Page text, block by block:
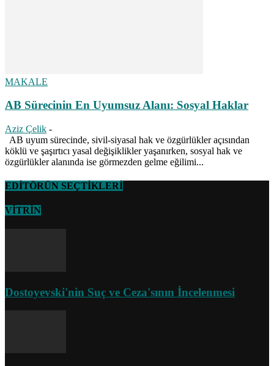
MAKALE
AB Sürecinin En Uyumsuz Alanı: Sosyal Haklar
Aziz Çelik -
AB uyum sürecinde, sivil-siyasal hak ve özgürlükler açısından
köklü ve şaşırtıcı yasal değişiklikler yaşanırken, sosyal hak ve
özgürlükler alanında ise görmezden gelme eğilimi...
EDİTÖRÜN SEÇTİKLERİ
VİTRİN
Dostoyevski'nin Suç ve Ceza'sının İncelenmesi